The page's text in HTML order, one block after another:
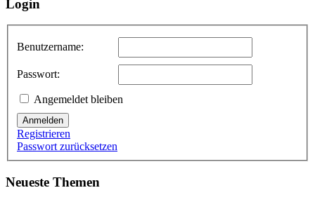
Login
Benutzername:
Passwort:
Angemeldet bleiben
Anmelden
Registrieren
Passwort zurücksetzen
Neueste Themen